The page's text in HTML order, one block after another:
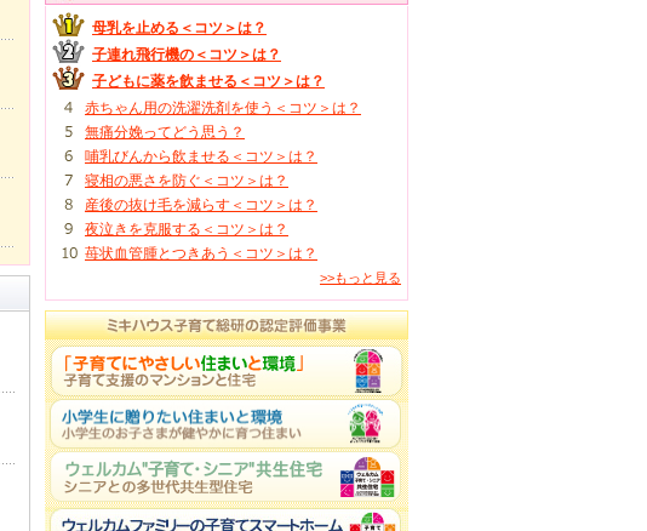
母乳を止める＜コツ＞は？
子連れ飛行機の＜コツ＞は？
子どもに薬を飲ませる＜コツ＞は？
赤ちゃん用の洗濯洗剤を使う＜コツ＞は？
無痛分娩ってどう思う？
哺乳びんから飲ませる＜コツ＞は？
寝相の悪さを防ぐ＜コツ＞は？
産後の抜け毛を減らす＜コツ＞は？
夜泣きを克服する＜コツ＞は？
苺状血管腫とつきあう＜コツ＞は？
>>もっと見る